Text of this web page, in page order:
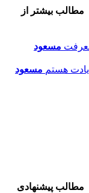
مطالب بیشتر از
مسعود
مسعود
مطالب پیشنهادی